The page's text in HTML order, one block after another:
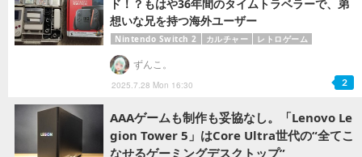
ド！？もはや36年間のタイムトラベラーで、弟
想いな兄を持つ海外ユーザー
Nintendo Switch 2 カルチャー レトロゲーム
2025.7.28 Mon 16:30
ずんこ。
2
AAAゲームも制作も妥協なし。「Lenovo Le
gion Tower 5」はCore Ultra世代の“全てこ
なせるゲーミングデスクトップ”